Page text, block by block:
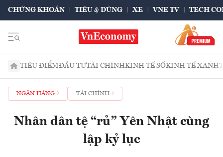
CHỨNG KHOÁN TIÊU & DÙNG XE VNE TV TECH
TIÊU ĐIỂMĐẦU TƯTÀI CHÍNHKINH TẾ SỐKINH TẾ XANH
NGÂN HÀNG TÀI CHÍNH
Nhân dân tệ “rủ” Yên Nhật cùng
lập kỷ lục